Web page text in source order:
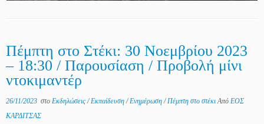
Πέμπτη στο Στέκι: 30 Νοεμβρίου 2023
– 18:30 / Παρουσίαση / Προβολή μίνι
ντοκιμαντέρ
26/11/2023 στο Εκδηλώσεις/Εκπαίδευση/Ενημέρωση/Πέμπτη στο στέκιΑπό ΕΟΣ
ΚΑΡΔΙΤΣΑΣ